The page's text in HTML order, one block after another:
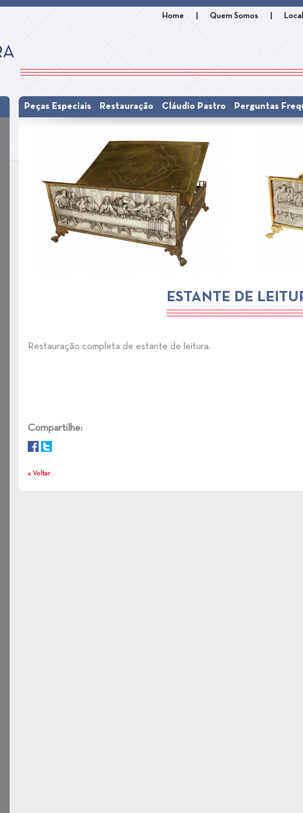
Home Quem Somos
Peças Especiais Restauração Cláudio Pastro Perguntas
ESTANTE DE
Restauração completa de estante de leitura.
Compartilhe:
« Voltar